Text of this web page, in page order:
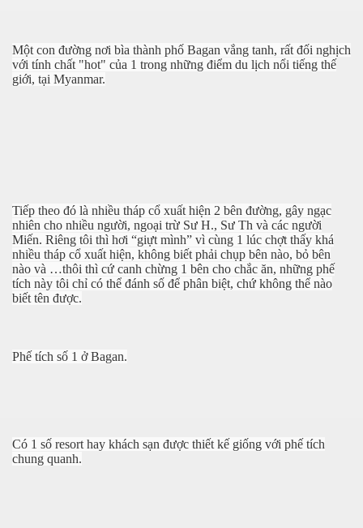
Một con đường nơi bìa thành phố Bagan vắng tanh, rất đối nghịch
với tính chất "hot" của 1 trong những điểm du lịch nổi tiếng thế
giới, tại Myanmar.
Tiếp theo đó là nhiều tháp cổ xuất hiện 2 bên đường, gây ngạc
nhiên cho nhiều người, ngoại trừ Sư H., Sư Th và các người
Miến. Riêng tôi thì hơi “giựt mình” vì cùng 1 lúc chợt thấy khá
nhiều tháp cổ xuất hiện, không biết phải chụp bên nào, bỏ bên
nào và …thôi thì cứ canh chừng 1 bên cho chắc ăn, những phế
tích này tôi chỉ có thể đánh số để phân biệt, chứ không thể nào
biết tên được.
Phế tích số 1 ở Bagan.
Có 1 số resort hay khách sạn được thiết kế giống với phế tích
chung quanh.